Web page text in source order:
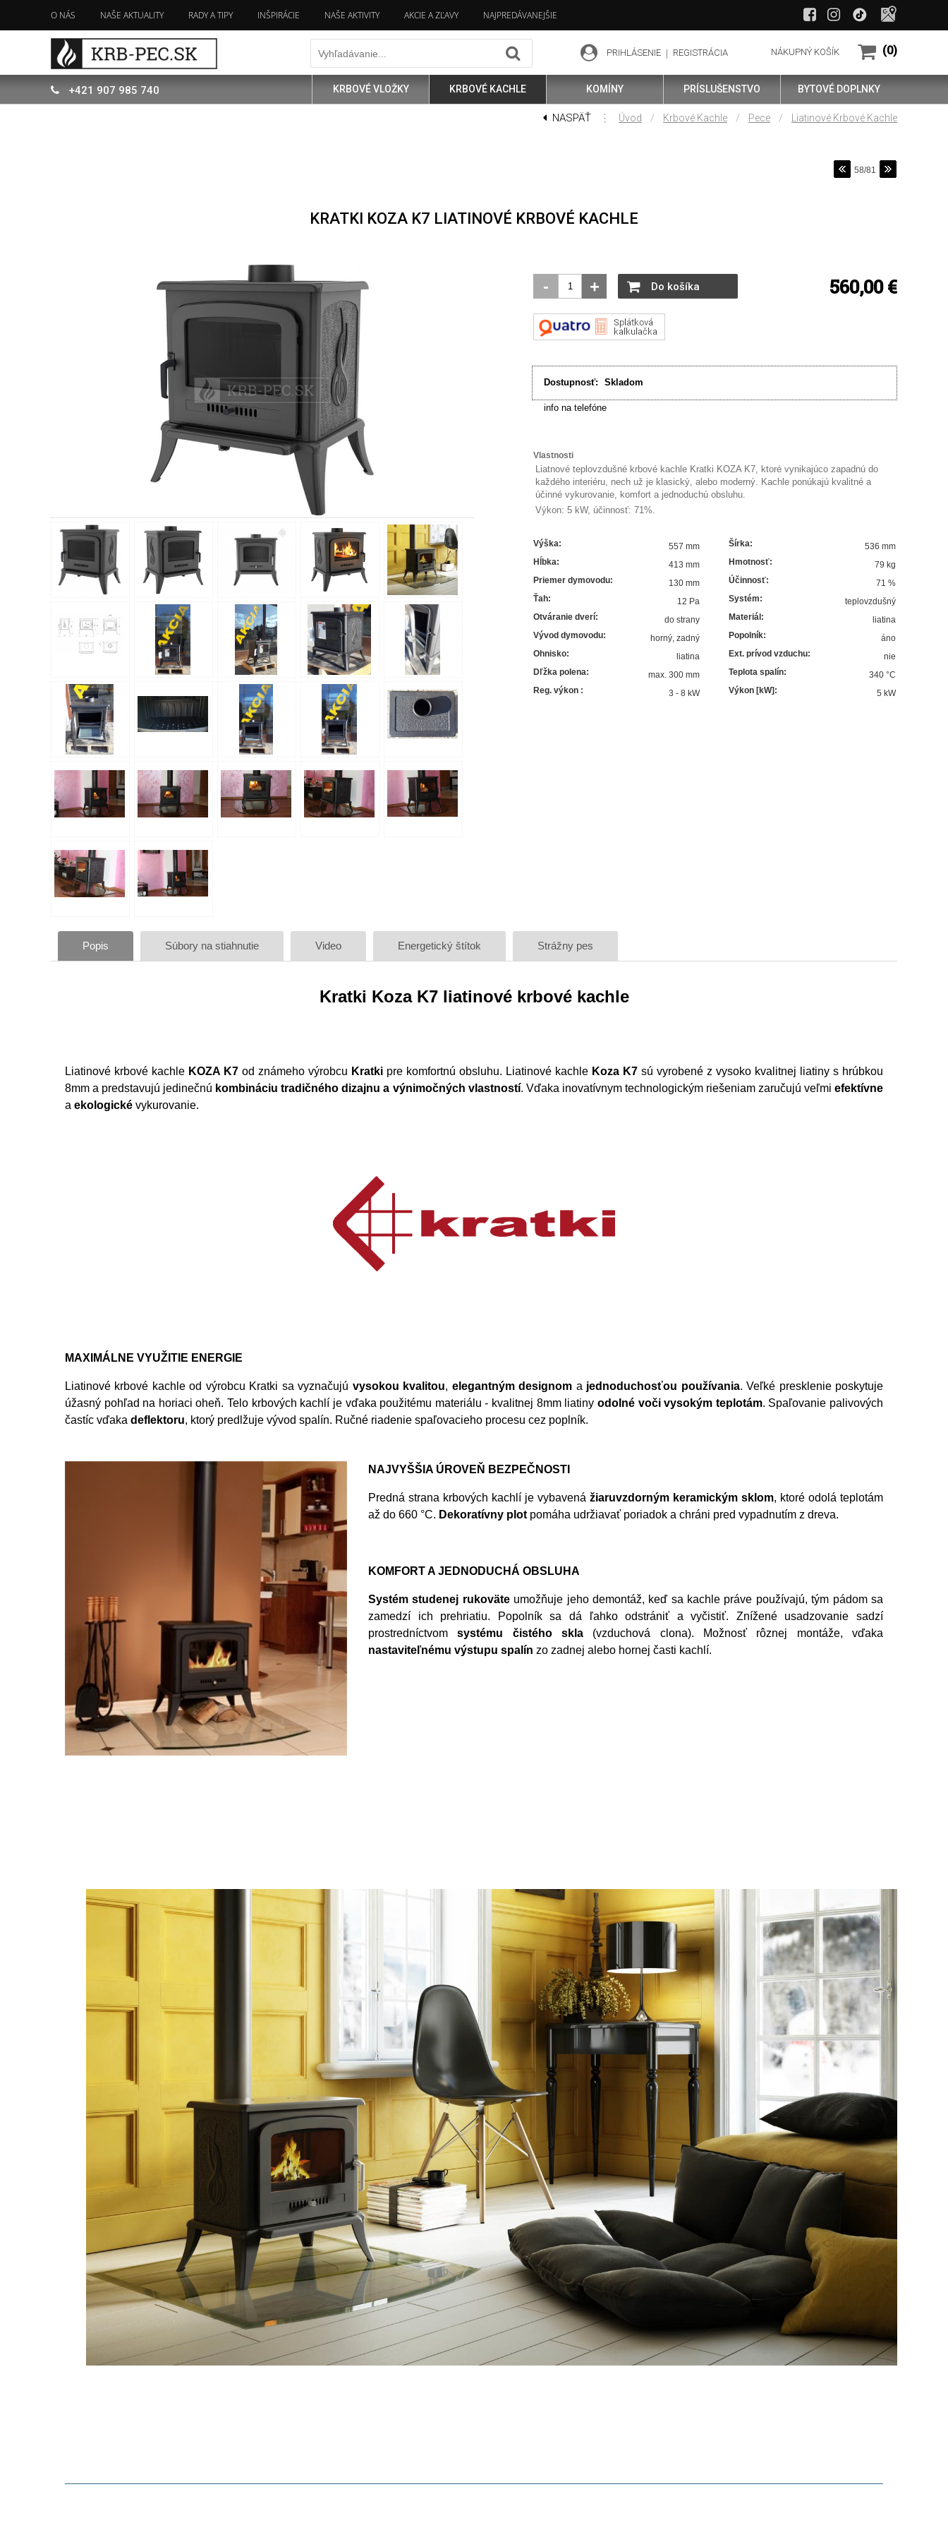
O NÁS NAŠE AKTUALITY RADY A TIPY INŠPIRÁCIE NAŠE AKTIVITY AKCIE A ZĽAVY NAJPREDÁVANEJŠIE
KRBOVÉ VLOŽKY KRBOVÉ KACHLE KOMÍNY PRÍSLUŠENSTVO BYTOVÉ DOPLNKY
PRIHLÁSENIE REGISTRÁCIA
+421 907 985 740
NÁKUPNÝ KOŠÍK (0)
NASPÄŤ ⋮ Úvod / Krbové Kachle / Pece / Liatinové Krbové Kachle
58/81
KRATKI KOZA K7 LIATINOVÉ KRBOVÉ KACHLE
- + Do košíka 560,00 €
Dostupnosť: Skladom
info na telefóne
Vlastnosti
Liatnové teplovzdušné krbové kachle Kratki KOZA K7, ktoré vynikajúco zapadnú do
každého interiéru, nech už je klasický, alebo moderný. Kachle ponúkajú kvalitné a
účinné vykurovanie, komfort a jednoduchú obsluhu.
Výkon: 5 kW, účinnosť: 71%.
Výška: 557 mm Šírka:
536 mm
Hĺbka: 413 mm Hmotnosť:
79 kg
Priemer dymovodu: 130 mm Účinnosť: 71 %
Ťah: 12 Pa Systém:
teplovzdušný
Otváranie dverí: do strany Materiál :
liatina
Vývod dymovodu: horný, zadný Popolník:
áno
Ohnisko: liatina Ext. prívod vzduchu:
nie
Dľžka polena: max. 300 mm Teplota spalín: 340 °C
Reg. výkon : 3 - 8 kW Výkon [kW] : 5 kW
Popis Súbory na stiahnutie Video Energetický štítok Strážny pes
Kratki Koza K7 liatinové krbové kachle
Liatinové krbové kachle KOZA K7 od známeho výrobcu Kratki pre komfortnú obsluhu. Liatinové kachle Koza K7 sú vyrobené z vysoko kvalitnej liatiny s hrúbkou
8mm a predstavujú jedinečnú kombináciu tradičného dizajnu a výnimočných vlastností. Vďaka inovatívnym technologickým riešeniam zaručujú veľmi efektívne
a ekologické vykurovanie.
MAXIMÁLNE VYUŽITIE ENERGIE
Liatinové krbové kachle od výrobcu Kratki sa vyznačujú vysokou kvalitou, elegantným designom a jednoduchosťou používania. Veľké presklenie poskytuje
úžasný pohľad na horiaci oheň.Telo krbových kachlí je vďaka použitému materiálu - kvalitnej 8mm liatiny odolné voči vysokým teplotám. Spaľovanie palivových
častíc vďaka deflektoru, ktorý predlžuje vývod spalín. Ručné riadenie spaľovacieho procesu cez poplník.
NAJVYŠŠIA ÚROVEŇ BEZPEČNOSTI
Predná strana krbových kachlí je vybavená žiaruvzdorným keramickým sklom, ktoré odolá teplotám
až do 660 °C. Dekoratívny plot pomáha udržiavať poriadok a chráni pred vypadnutím z dreva.
KOMFORT A JEDNODUCHÁ OBSLUHA
Systém studenej rukoväteumožňuje jeho demontáž, keď sa kachle práve používajú, tým pádom sa
zamedzí ich prehriatiu. Popolník sa dá ľahko odstrániť a vyčistiť. Znížené usadzovanie sadzí
prostredníctvomsystému čistého skla (vzduchová clona). Možnosť rôznej montáže, vďaka
nastaviteľnému výstupu spalín zo zadnej alebo hornej časti kachlí.